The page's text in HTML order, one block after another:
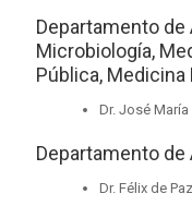
Departamento de
Microbiología,
Pública, Medicina
Dr. José
Departamento de
Dr. Félix de